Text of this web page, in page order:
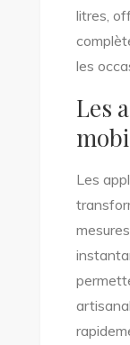
litres,
les
Les
Les